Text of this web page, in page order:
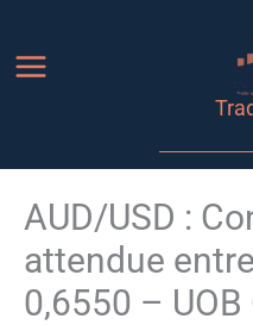
contenu
AUD/USD :
attendue
0,6550 – UOB